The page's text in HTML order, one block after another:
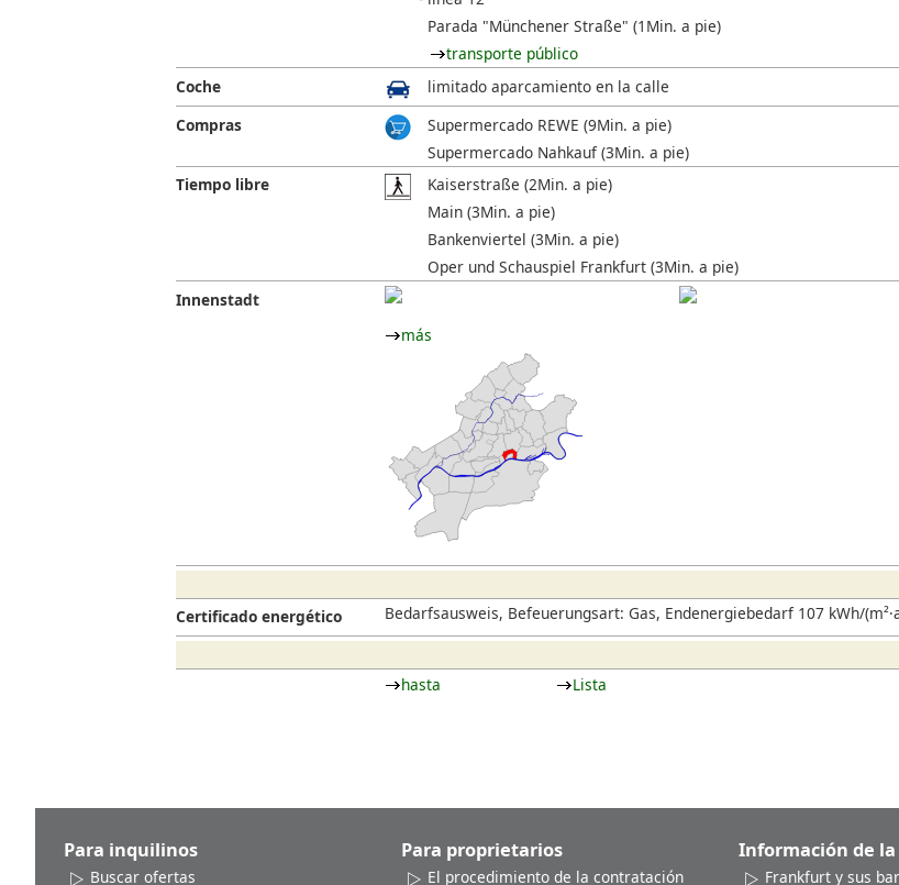
Parada "Münchener Straße" (1Min. a pie)
transporte público
Coche
limitado aparcamiento en la calle
Compras
Supermercado REWE (9Min. a pie)
Supermercado Nahkauf (3Min. a pie)
Tiempo libre
Kaiserstraße (2Min. a pie)
Main (3Min. a pie)
Bankenviertel (3Min. a pie)
Oper und Schauspiel Frankfurt (3Min. a pie)
Innenstadt
más
Certificado energético Bedarfsausweis, Befeuerungsart: Gas, Endenergiebedarf 107 kWh/
hasta Lista
Para inquilinos
Buscar ofertas
Para proprietarios
El procedimiento de la contratación
Información de la
Frankfurt y sus